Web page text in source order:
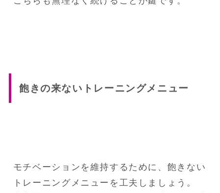
飽きの来ないトレーニングメニュー
モチベーションを維持するために、飽きない
トレーニングメニューを工夫しましょう。